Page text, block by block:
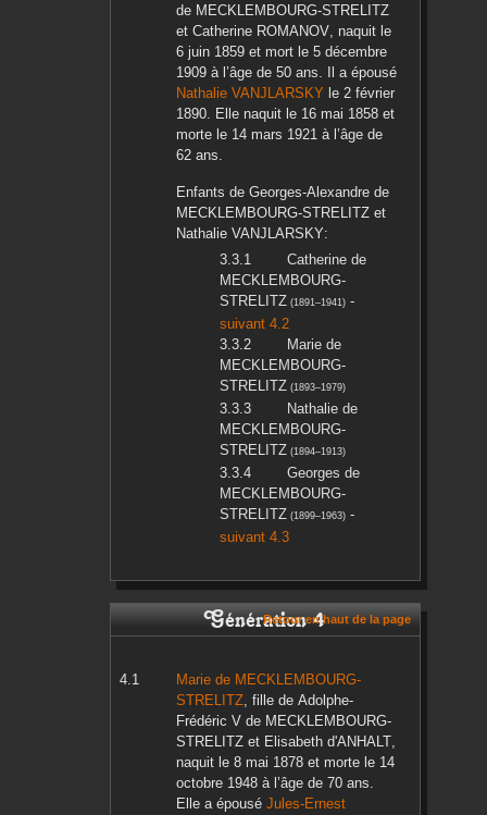
de MECKLEMBOURG-STRELITZ
et CatherineROMANOV, naquit le
6 juin 1859et mort le 5 décembre
1909à l’âge de 50 ans. Il a épousé
NathalieVANJLARSKY le 2 février
1890. Elle naquit le 16 mai 1858et
morte le 14 mars 1921à l’âge de
62 ans.
Enfants de Georges-Alexandrede
MECKLEMBOURG-STRELITZet
NathalieVANJLARSKY:
Catherinede
MECKLEMBOURG-
STRELITZ(1891–1941)-
suivant 4.2
Mariede
MECKLEMBOURG-
STRELITZ(1893–1979)
Nathaliede
MECKLEMBOURG-
STRELITZ(1894–1913)
Georges de
MECKLEMBOURG-
STRELITZ(1899–1963)-
suivant 4.3
Génération 4Retour en haut de la page
Mariede MECKLEMBOURG-
STRELITZ, fille de Adolphe-
Frédéric Vde MECKLEMBOURG-
STRELITZet Elisabethd'ANHALT,
naquit le 8 mai 1878et morte le 14
octobre 1948à l’âge de 70 ans.
Elle a épousé Jules-Ernest